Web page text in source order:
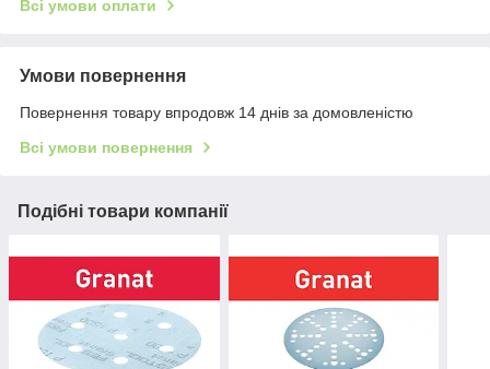
Всі умови оплати
Умови повернення
Повернення товару впродовж 14 днів за домовленістю
Всі умови повернення
Подібні товари компанії